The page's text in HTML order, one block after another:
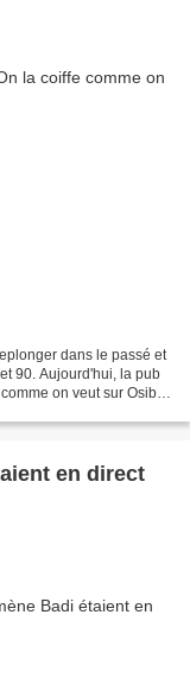
dans le passé et
90. Aujourd'hui, la pub
on veut sur Osibo
en direct